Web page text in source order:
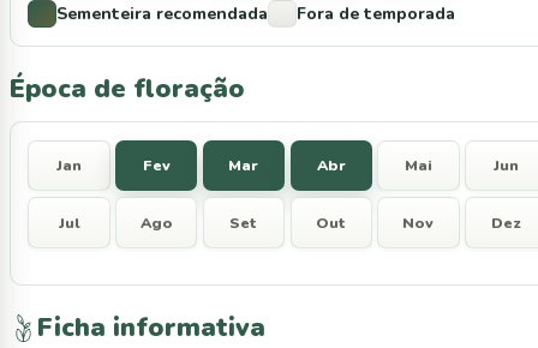
Sementeira recomendada Fora de temporada
Época de floração
Jan Fev Mar Abr Mai Jun
Jul Ago Set Out Nov Dez
Ficha informativa